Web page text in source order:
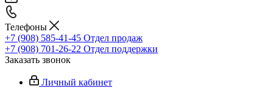
Телефоны
+7 (908) 585-41-45 Отдел продаж
+7 (908) 701-26-22 Отдел поддержки
Заказать звонок
Личный кабинет